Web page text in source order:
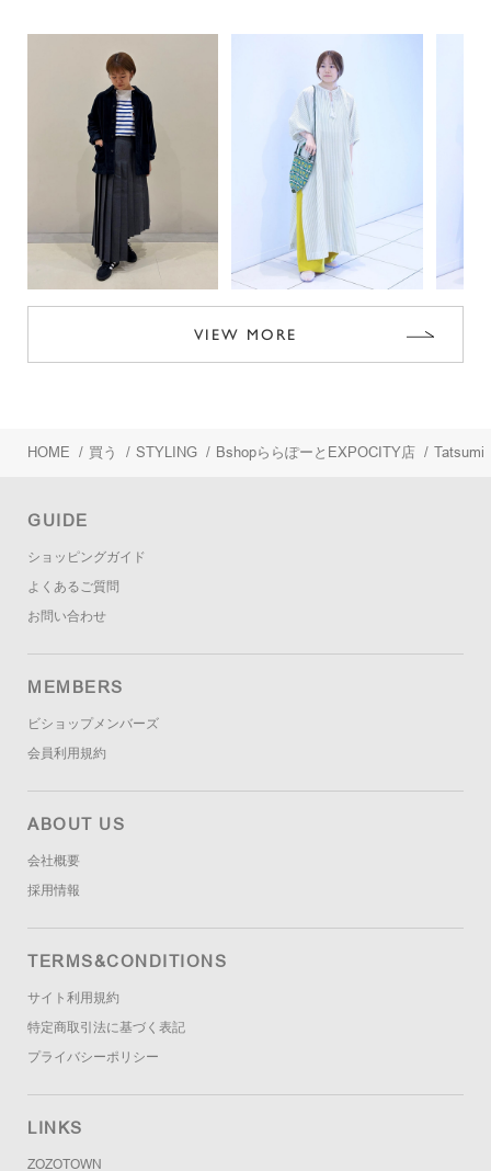
VIEW MORE
HOME / 買う / STYLING / BshopららぽーとEXPOCITY店 / Tatsumi
GUIDE
ショッピングガイド
よくあるご質問
お問い合わせ
MEMBERS
ビショップメンバーズ
会員利用規約
ABOUT US
会社概要
採用情報
TERMS&CONDITIONS
サイト利用規約
特定商取引法に基づく表記
プライバシーポリシー
LINKS
ZOZOTOWN